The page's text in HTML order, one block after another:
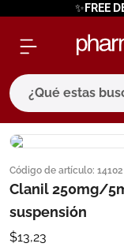
✨FREE
¿Qué estas
Código de artículo: 14102
Clanil 250mg/
suspensión
$13,23
términos
1. eucerin